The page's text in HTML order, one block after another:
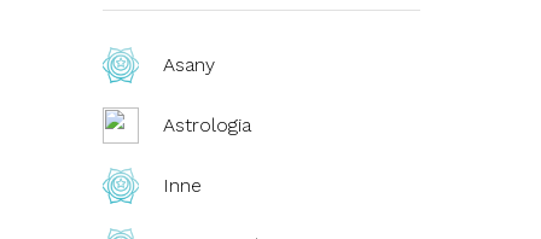
Asany
Astrologia
Inne